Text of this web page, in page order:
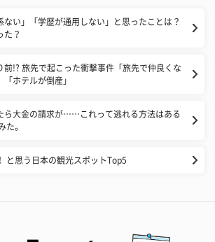
ない」「学歴が通用しない」と思ったことは？
た？
前!? 旅先で起こった衝撃事件「旅先で仲良くな
ホテルが倒産」
ら大金の請求が……これって逃れる方法はある
た。
と思う日本の観光スポットTop5